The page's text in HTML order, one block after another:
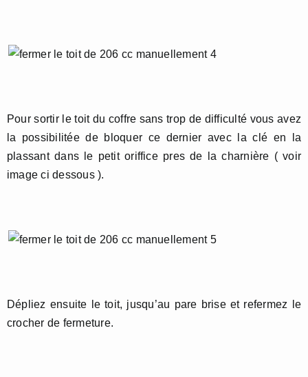
Pour sortir le toit du coffre sans trop de difficulté vous avez
la possibilitée de bloquer ce dernier avec la clé en la
plassant dans le petit oriffice pres de la charnière ( voir
image ci dessous ).
Dépliez ensuite le toit, jusqu’au pare brise et refermez le
crocher de fermeture.